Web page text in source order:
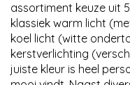
assortiment keuze uit
klassiek warm licht
koel licht (witte
kerstverlichting
juiste kleur is heel